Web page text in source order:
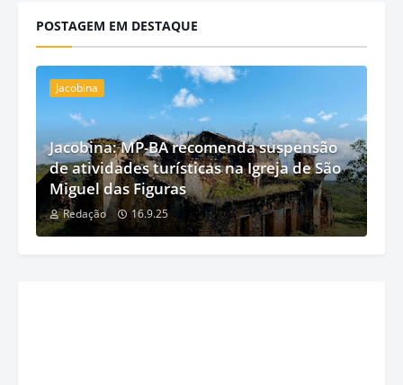
POSTAGEM EM DESTAQUE
Jacobina
Jacobina: MP-BA recomenda suspensão
de atividades turísticas na Igreja de São
Miguel das Figuras
Redação 16.9.25